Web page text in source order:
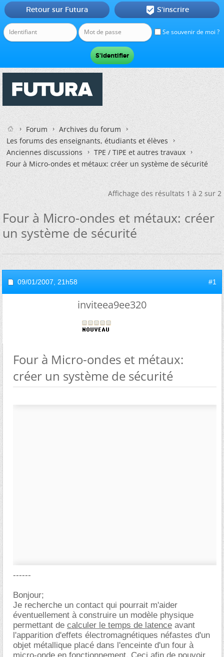
Se souvenir de moi ?
Retour sur Futura  S'inscrire
Forum
Archives du forum
Les forums des enseignants, étudiants et élèves
Anciennes discussions
TPE / TIPE et autres travaux
Four à Micro-ondes et métaux: créer un système de sécurité
Affichage des résultats 1 à 2 sur 2
Four à Micro-ondes et métaux: créer
un système de sécurité
09/01/2007, 21h58 #1
inviteea9ee320
Four à Micro-ondes et métaux:
créer un système de sécurité
------
Bonjour;
Je recherche un contact qui pourrait m'aider
éventuellement à construire un modèle physique
permettant de calculer le temps de latence avant
l'apparition d'effets électromagnétiques néfastes d'un
objet métallique placé dans l'enceinte d'un four à